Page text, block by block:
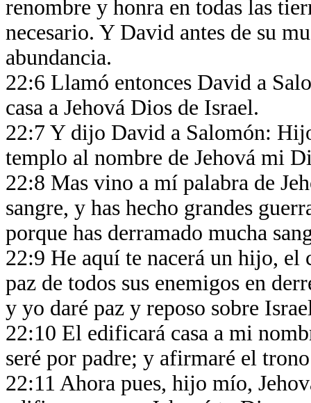
renombre y honra en todas las
necesario. Y David antes de su
abundancia.
22:6 Llamó entonces David a
casa a Jehová Dios de Israel.
22:7 Y dijo David a Salomón:
templo al nombre de Jehová mi
22:8 Mas vino a mí palabra de
sangre, y has hecho grandes
porque has derramado mucha
22:9 He aquí te nacerá un hijo, el
paz de todos sus enemigos en
y yo daré paz y reposo sobre
22:10 El edificará casa a mi
seré por padre; y afirmaré el
22:11 Ahora pues, hijo mío,